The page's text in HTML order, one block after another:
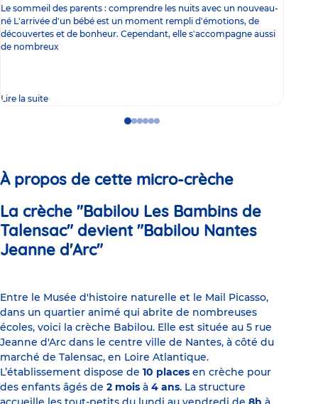
Le sommeil des parents : comprendre les nuits avec un nouveau-
né L'arrivée d'un bébé est un moment rempli d'émotions, de
découvertes et de bonheur. Cependant, elle s'accompagne aussi
de nombreux
Lire la suite
GoGoGoGo
GoGo
À propos de cette micro-crèche
La crèche "Babilou Les Bambins de
Talensac" devient "Babilou Nantes
Jeanne d'Arc"
Entre le Musée d'histoire naturelle et le Mail Picasso,
dans un quartier animé qui abrite de nombreuses
écoles, voici la crèche Babilou. Elle est située au 5 rue
Jeanne d'Arc dans le centre ville de Nantes, à côté du
marché de Talensac, en Loire Atlantique.
L’établissement dispose de 10 places en crèche pour
des enfants âgés de 2 mois à 4 ans. La structure